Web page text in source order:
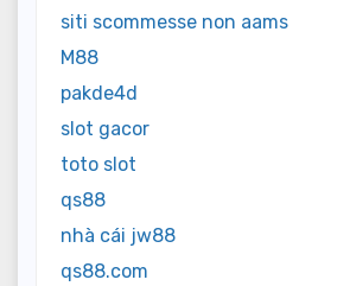
siti scommesse non aams
M88
pakde4d
slot gacor
toto slot
qs88
nhà cái jw88
qs88.com